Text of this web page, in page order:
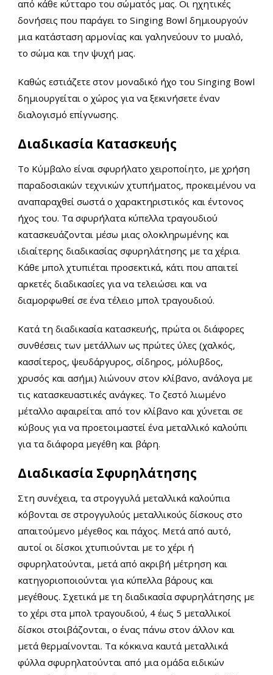
από κάθε κύτταρο του σώματός μας. Οι ηχητικές
δονήσεις που παράγει το Singing Bowl δημιουργούν
μια κατάσταση αρμονίας και γαληνεύουν το μυαλό,
το σώμα και την ψυχή μας.
Καθώς εστιάζετε στον μοναδικό ήχο του Singing Bowl
δημιουργείται ο χώρος για να ξεκινήσετε έναν
διαλογισμό επίγνωσης.
Διαδικασία Κατασκευής
Το Κύμβαλο είναι σφυρήλατο χειροποίητο, με χρήση
παραδοσιακών τεχνικών χτυπήματος, προκειμένου να
αναπαραχθεί σωστά ο χαρακτηριστικός και έντονος
ήχος του. Τα σφυρήλατα κύπελλα τραγουδιού
κατασκευάζονται μέσω μιας ολοκληρωμένης και
ιδιαίτερης διαδικασίας σφυρηλάτησης με τα χέρια.
Κάθε μπολ χτυπιέται προσεκτικά, κάτι που απαιτεί
αρκετές διαδικασίες για να τελειώσει και να
διαμορφωθεί σε ένα τέλειο μπολ τραγουδιού.
Κατά τη διαδικασία κατασκευής, πρώτα οι διάφορες
συνθέσεις των μετάλλων ως πρώτες ύλες (χαλκός,
κασσίτερος, ψευδάργυρος, σίδηρος, μόλυβδος,
χρυσός και ασήμι) λιώνουν στον κλίβανο, ανάλογα με
τις κατασκευαστικές ανάγκες. Το ζεστό λιωμένο
μέταλλο αφαιρείται από τον κλίβανο και χύνεται σε
κύβους για να προετοιμαστεί ένα μεταλλικό καλούπι
για τα διάφορα μεγέθη και βάρη.
Διαδικασία Σφυρηλάτησης
Στη συνέχεια, τα στρογγυλά μεταλλικά καλούπια
κόβονται σε στρογγυλούς μεταλλικούς δίσκους στο
απαιτούμενο μέγεθος και πάχος. Μετά από αυτό,
αυτοί οι δίσκοι χτυπιούνται με το χέρι ή
σφυρηλατούνται, μετά από ακριβή μέτρηση και
κατηγοριοποιούνται για κύπελλα βάρους και
μεγέθους. Σχετικά με τη διαδικασία σφυρηλάτησης με
το χέρι στα μπολ τραγουδιού, 4 έως 5 μεταλλικοί
δίσκοι στοιβάζονται, ο ένας πάνω στον άλλον και
μετά θερμαίνονται. Τα κόκκινα καυτά μεταλλικά
φύλλα σφυρηλατούνται από μια ομάδα ειδικών